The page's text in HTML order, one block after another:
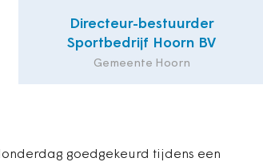
Directeur-bestuurder
Sportbedrijf Hoorn BV
Gemeente Hoorn
goedgekeurd tijdens een